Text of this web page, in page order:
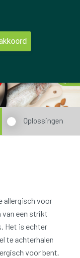
Oplossingen
allergisch voor
van een strikt
Het is echter
te achterhalen
voor bent.